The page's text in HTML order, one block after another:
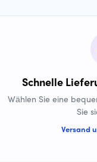
Schnelle
Wählen Sie eine
Sie
Versand